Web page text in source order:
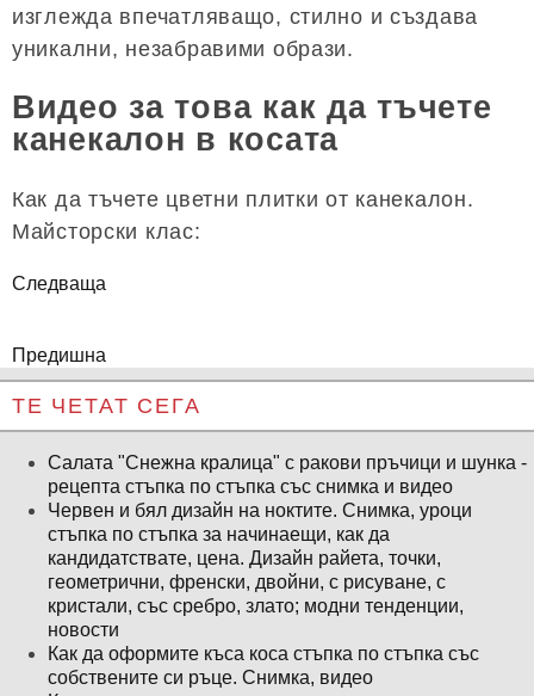
изглежда впечатляващо, стилно и създава
уникални, незабравими образи.
Видео за това как да тъчете
канекалон в косата
Как да тъчете цветни плитки от канекалон.
Майсторски клас:
Следваща
Предишна
ТЕ ЧЕТАТ СЕГА
Салата "Снежна кралица" с ракови пръчици и шунка -
рецепта стъпка по стъпка със снимка и видео
Червен и бял дизайн на ноктите. Снимка, уроци
стъпка по стъпка за начинаещи, как да
кандидатствате, цена. Дизайн райета, точки,
геометрични, френски, двойни, с рисуване, с
кристали, със сребро, злато; модни тенденции,
новости
Как да оформите къса коса стъпка по стъпка със
собствените си ръце. Снимка, видео